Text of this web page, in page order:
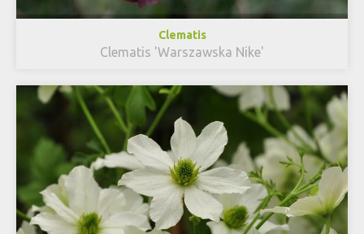
Clematis
Clematis 'Warszawska Nike'